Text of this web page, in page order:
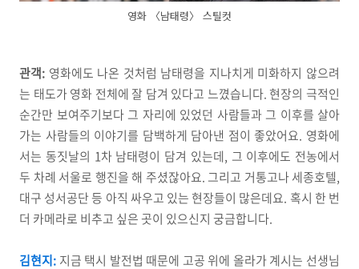
영화 〈남태령〉 스틸컷
관객: 영화에도 나온 것처럼 남태령을 지나치게 미화하지 않으려
는 태도가 영화 전체에 잘 담겨 있다고 느꼈습니다. 현장의 극적인
순간만 보여주기보다 그 자리에 있었던 사람들과 그 이후를 살아
가는 사람들의 이야기를 담백하게 담아낸 점이 좋았어요. 영화에
서는 동짓날의 1차 남태령이 담겨 있는데, 그 이후에도 전농에서
두 차례 서울로 행진을 해 주셨잖아요. 그리고 거통고나 세종호텔,
대구 성서공단 등 아직 싸우고 있는 현장들이 많은데요. 혹시 한 번
더 카메라로 비추고 싶은 곳이 있으신지 궁금합니다.
김현지: 지금 택시 발전법 때문에 고공 위에 올라가 계시는 선생님